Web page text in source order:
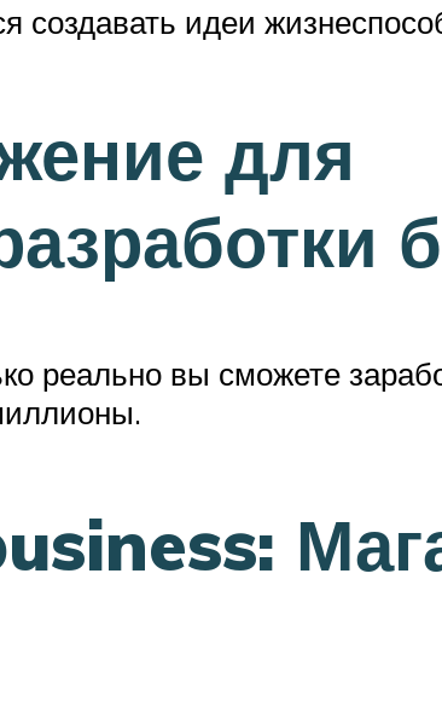
создавать идеи
для
реально вы сможете